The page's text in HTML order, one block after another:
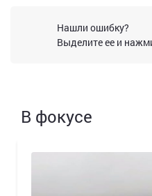
Нашли ошибку?
Выделите ее и
В фокусе